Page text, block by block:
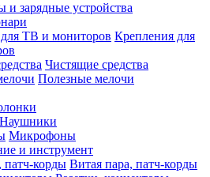
и зарядные устройства
Крепления для
Чистящие средства
Полезные мелочи
Наушники
Микрофоны
и инструмент
Витая пара, патч-корды